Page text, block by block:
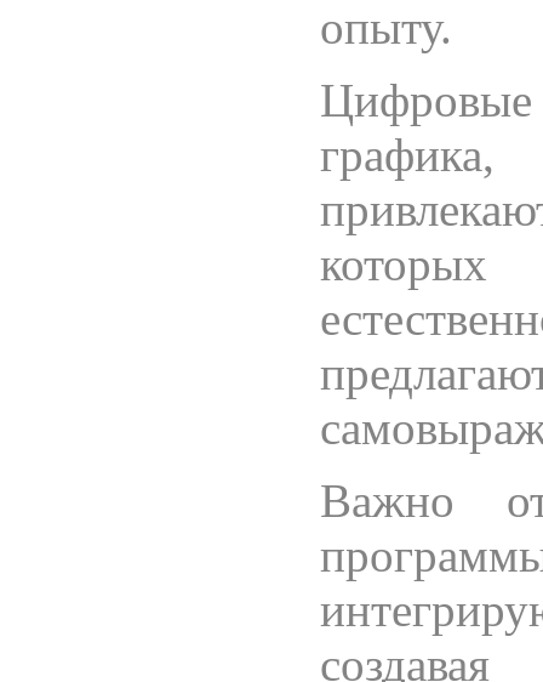
опыту.
которых
Важно